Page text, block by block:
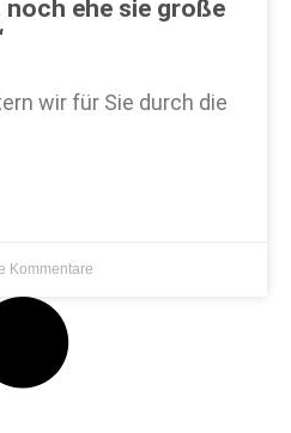
ehe sie große
wir für Sie durch die
Kommentare